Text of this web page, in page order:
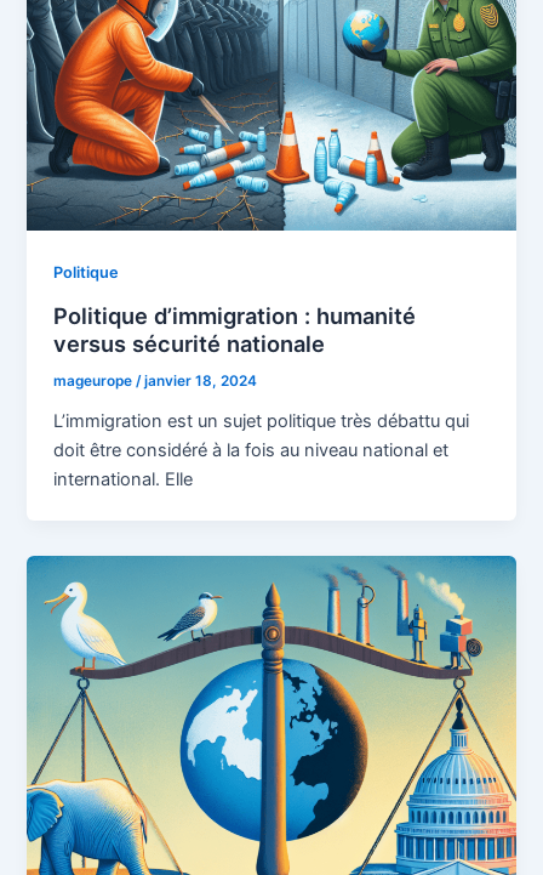
Politique
Politique d’immigration : humanité
versus sécurité nationale
mageurope /janvier 18, 2024
L’immigration est un sujet politique très débattu qui
doit être considéré à la fois au niveau national et
international. Elle